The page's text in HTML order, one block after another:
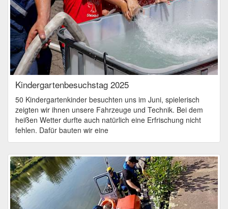
Kindergartenbesuchstag 2025
50 Kindergartenkinder besuchten uns im Juni, spielerisch
zeigten wir ihnen unsere Fahrzeuge und Technik. Bei dem
heißen Wetter durfte auch natürlich eine Erfrischung nicht
fehlen. Dafür bauten wir eine